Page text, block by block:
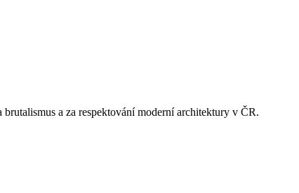
a za respektování moderní architektury v ČR.